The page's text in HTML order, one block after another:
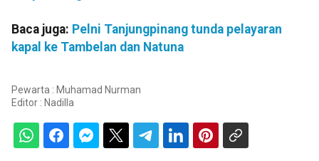
Baca juga: Pelni Tanjungpinang tunda pelayaran
kapal ke Tambelan dan Natuna
Pewarta : Muhamad Nurman
Editor : Nadilla